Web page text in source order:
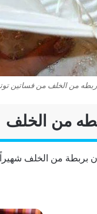
من الخلف من فساتين
من الخلف
بربطة من الخلف